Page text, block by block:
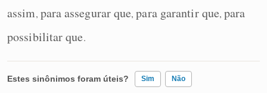
assim, para assegurar que,para garantir que,para
possibilitar que.
Estes sinônimos foram úteis? Sim Não